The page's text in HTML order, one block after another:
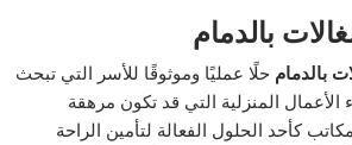
بالدمام
بالدمام حلًا عمليًا وموثوقًا للأسر التي تبحث
المنزلية التي قد تكون مرهقة
كأحد الحلول الفعالة لتأمين الراحة